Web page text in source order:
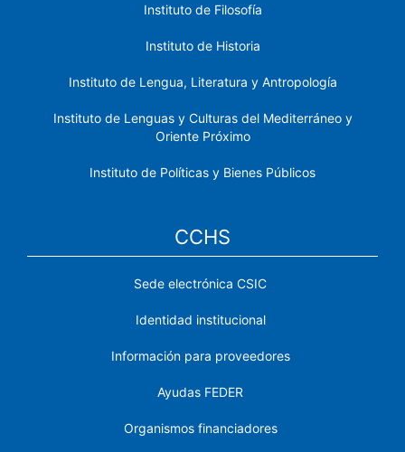
Instituto de Filosofía
Instituto de Historia
Instituto de Lengua, Literatura y Antropología
Instituto de Lenguas y Culturas del Mediterráneo y
Oriente Próximo
Instituto de Políticas y Bienes Públicos
CCHS
Sede electrónica CSIC
Identidad institucional
Información para proveedores
Ayudas FEDER
Organismos financiadores